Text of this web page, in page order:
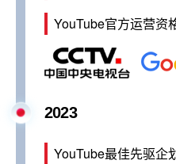
YouTube官方运营资
2023
YouTube最佳先驱企